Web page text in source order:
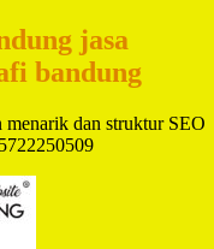
jasa
bandung
menarik dan struktur SEO